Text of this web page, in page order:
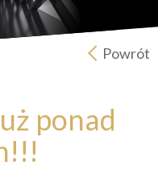
Powrót
ponad